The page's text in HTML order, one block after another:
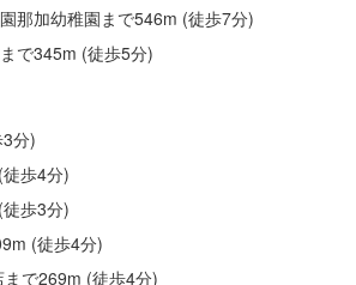
那加幼稚園まで546m (徒歩7分)
で345m (徒歩5分)
分)
歩4分)
歩3分)
(徒歩4分)
で269m (徒歩4分)